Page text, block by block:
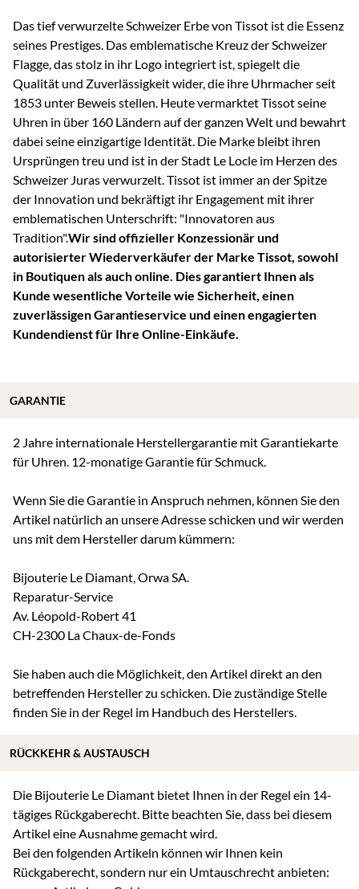
Das tief verwurzelte Schweizer Erbe von Tissot ist die Essenz
seines Prestiges. Das emblematische Kreuz der Schweizer
Flagge, das stolz in ihr Logo integriert ist, spiegelt die
Qualität und Zuverlässigkeit wider, die ihre Uhrmacher seit
1853 unter Beweis stellen. Heute vermarktet Tissot seine
Uhren in über 160 Ländern auf der ganzen Welt und bewahrt
dabei seine einzigartige Identität. Die Marke bleibt ihren
Ursprüngen treu und ist in der Stadt Le Locle im Herzen des
Schweizer Juras verwurzelt. Tissot ist immer an der Spitze
der Innovation und bekräftigt ihr Engagement mit ihrer
emblematischen Unterschrift: "Innovatoren aus
Tradition".Wir sind offizieller Konzessionär und
autorisierter Wiederverkäufer der Marke Tissot, sowohl
in Boutiquen als auch online. Dies garantiert Ihnen als
Kunde wesentliche Vorteile wie Sicherheit, einen
zuverlässigen Garantieservice und einen engagierten
Kundendienst für Ihre Online-Einkäufe.
2 Jahre internationale Herstellergarantie mit Garantiekarte
für Uhren. 12-monatige Garantie für Schmuck.
Wenn Sie die Garantie in Anspruch nehmen, können Sie den
Artikel natürlich an unsere Adresse schicken und wir werden
uns mit dem Hersteller darum kümmern:
Bijouterie Le Diamant, Orwa SA.
Reparatur-Service
Av. Léopold-Robert 41
CH-2300 La Chaux-de-Fonds
Sie haben auch die Möglichkeit, den Artikel direkt an den
betreffenden Hersteller zu schicken. Die zuständige Stelle
finden Sie in der Regel im Handbuch des Herstellers.
Die Bijouterie Le Diamant bietet Ihnen in der Regel ein 14-
tägiges Rückgaberecht. Bitte beachten Sie, dass bei diesem
Artikel eine Ausnahme gemacht wird.
Bei den folgenden Artikeln können wir Ihnen kein
Rückgaberecht, sondern nur ein Umtauschrecht anbieten:
GARANTIE
RÜCKKEHR & AUSTAUSCH